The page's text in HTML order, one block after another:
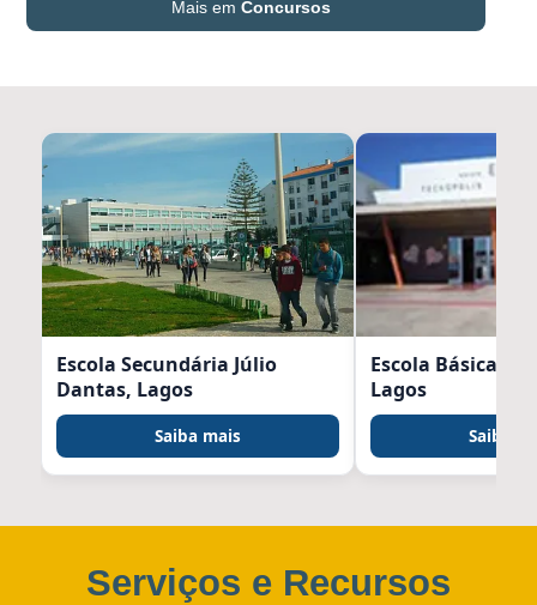
Mais emConcursos
Escola Secundária Júlio
Dantas, Lagos
Saiba mais
Escola Básica
Lagos
Saiba
Serviços e Recursos